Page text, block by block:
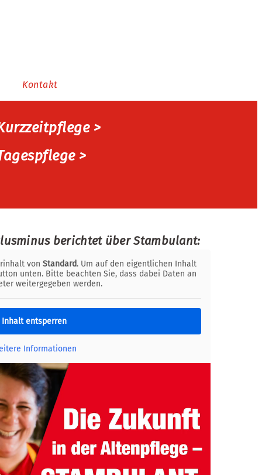
Kontakt
>
>
berichtet über Stambulant:
von Standard. Um auf den eigentlichen Inhalt
unten. Bitte beachten Sie, dass dabei Daten an
weitergegeben werden.
Inhalt entsperren
Informationen